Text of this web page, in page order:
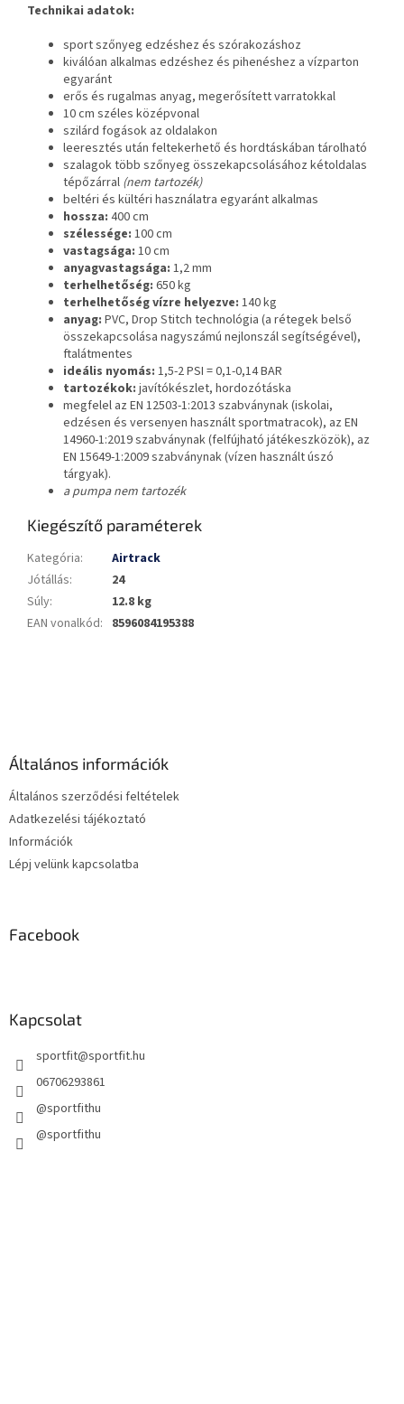
Technikai adatok:
sport szőnyeg edzéshez és szórakozáshoz
kiválóan alkalmas edzéshez és pihenéshez a vízparton
egyaránt
erős és rugalmas anyag, megerősített varratokkal
10 cm széles középvonal
szilárd fogások az oldalakon
leeresztés után feltekerhető és hordtáskában tárolható
szalagok több szőnyeg összekapcsolásához kétoldalas
tépőzárral (nem tartozék)
beltéri és kültéri használatra egyaránt alkalmas
hossza: 400 cm
szélessége: 100 cm
vastagsága: 10 cm
anyagvastagsága: 1,2 mm
terhelhetőség: 650 kg
terhelhetőség vízre helyezve: 140 kg
anyag: PVC, Drop Stitch technológia (a rétegek belső
összekapcsolása nagyszámú nejlonszál segítségével),
ftalátmentes
ideális nyomás: 1,5-2 PSI = 0,1-0,14 BAR
tartozékok: javítókészlet, hordozótáska
megfelel az EN 12503-1:2013 szabványnak (iskolai,
edzésen és versenyen használt sportmatracok), az EN
14960-1:2019 szabványnak (felfújható játékeszközök), az
EN 15649-1:2009 szabványnak (vízen használt úszó
tárgyak).
a pumpa nem tartozék
Kiegészítő paraméterek
Kategória:
Airtrack
Jótállás:
24
Súly:
12.8 kg
EAN vonalkód: 8596084195388
Általános információk
Általános szerződési feltételek
Adatkezelési tájékoztató
Információk
Lépj velünk kapcsolatba
Facebook
Kapcsolat
sportfit@sportfit.hu
06706293861
@sportfithu
@sportfithu